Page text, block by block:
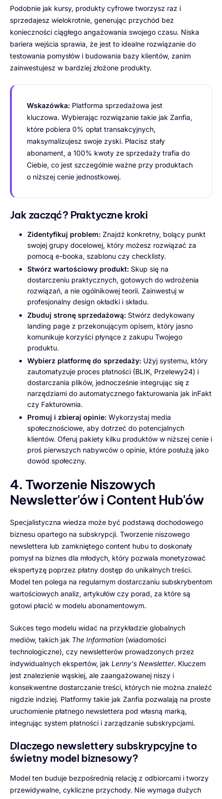
Podobnie jak kursy, produkty cyfrowe tworzysz raz i
sprzedajesz wielokrotnie, generując przychód bez
konieczności ciągłego angażowania swojego czasu. Niska
bariera wejścia sprawia, że jest to idealne rozwiązanie do
testowania pomysłów i budowania bazy klientów, zanim
zainwestujesz w bardziej złożone produkty.
Wskazówka: Platforma sprzedażowa jest
kluczowa. Wybierając rozwiązanie takie jak Zanfia,
które pobiera 0% opłat transakcyjnych,
maksymalizujesz swoje zyski. Płacisz stały
abonament, a 100% kwoty ze sprzedaży trafia do
Ciebie, co jest szczególnie ważne przy produktach
o niższej cenie jednostkowej.
Jak zacząć? Praktyczne kroki
Zidentyfikuj problem: Znajdź konkretny, bolący punkt
swojej grupy docelowej, który możesz rozwiązać za
pomocą e-booka, szablonu czy checklisty.
Stwórz wartościowy produkt: Skup się na
dostarczeniu praktycznych, gotowych do wdrożenia
rozwiązań, a nie ogólnikowej teorii. Zainwestuj w
profesjonalny design okładki i składu.
Zbuduj stronę sprzedażową: Stwórz dedykowany
landing page z przekonującym opisem, który jasno
komunikuje korzyści płynące z zakupu Twojego
produktu.
Wybierz platformę do sprzedaży: Użyj systemu, który
zautomatyzuje proces płatności (BLIK, Przelewy24) i
dostarczania plików, jednocześnie integrując się z
narzędziami do automatycznego fakturowania jak inFakt
czy Fakturownia.
Promuj i zbieraj opinie: Wykorzystaj media
społecznościowe, aby dotrzeć do potencjalnych
klientów. Oferuj pakiety kilku produktów w niższej cenie i
proś pierwszych nabywców o opinie, które posłużą jako
dowód społeczny.
4. Tworzenie Niszowych
Newsletter'ów i Content Hub'ów
Specjalistyczna wiedza może być podstawą dochodowego
biznesu opartego na subskrypcji. Tworzenie niszowego
newslettera lub zamkniętego content hubu to doskonały
pomysł na biznes dla młodych, który pozwala monetyzować
ekspertyzę poprzez płatny dostęp do unikalnych treści.
Model ten polega na regularnym dostarczaniu subskrybentom
wartościowych analiz, artykułów czy porad, za które są
gotowi płacić w modelu abonamentowym.
Sukces tego modelu widać na przykładzie globalnych
mediów, takich jak The Information (wiadomości
technologiczne), czy newsletterów prowadzonych przez
indywidualnych ekspertów, jak Lenny's Newsletter. Kluczem
jest znalezienie wąskiej, ale zaangażowanej niszy i
konsekwentne dostarczanie treści, których nie można znaleźć
nigdzie indziej. Platformy takie jak Zanfia pozwalają na proste
uruchomienie płatnego newslettera pod własną marką,
integrując system płatności i zarządzanie subskrypcjami.
Dlaczego newslettery subskrypcyjne to
świetny model biznesowy?
Model ten buduje bezpośrednią relację z odbiorcami i tworzy
przewidywalne, cykliczne przychody. Nie wymaga dużych